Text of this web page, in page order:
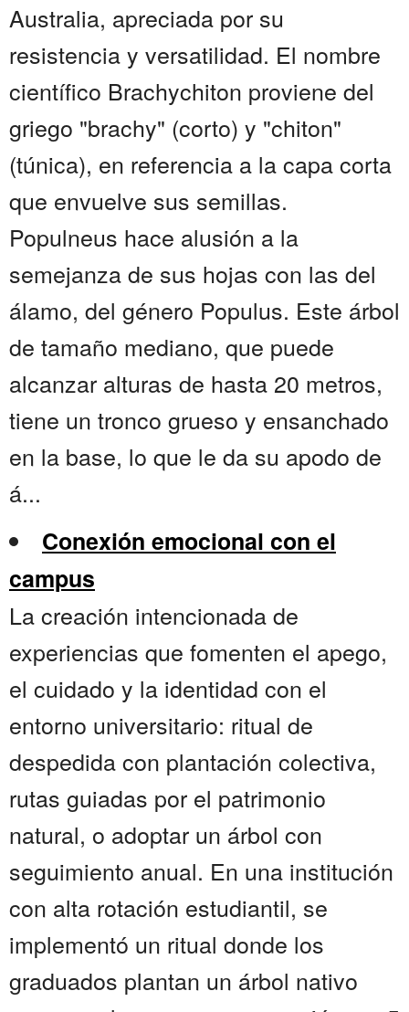
Australia, apreciada por su
resistencia y versatilidad. El nombre
científico Brachychiton proviene del
griego "brachy" (corto) y "chiton"
(túnica), en referencia a la capa corta
que envuelve sus semillas.
Populneus hace alusión a la
semejanza de sus hojas con las del
álamo, del género Populus. Este árbol
de tamaño mediano, que puede
alcanzar alturas de hasta 20 metros,
tiene un tronco grueso y ensanchado
en la base, lo que le da su apodo de
á...
Conexión emocional con el
campus
La creación intencionada de
experiencias que fomenten el apego,
el cuidado y la identidad con el
entorno universitario: ritual de
despedida con plantación colectiva,
rutas guiadas por el patrimonio
natural, o adoptar un árbol con
seguimiento anual. En una institución
con alta rotación estudiantil, se
implementó un ritual donde los
graduados plantan un árbol nativo